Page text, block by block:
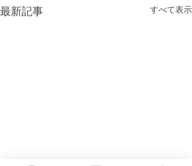
最新記事 すべて表示